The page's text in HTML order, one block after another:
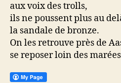
aux voix des trolls,
ils ne poussent plus au
la sandale de bronze.
On les retrouve près de
se reposer loin des